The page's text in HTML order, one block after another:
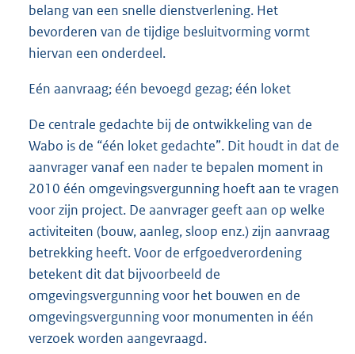
belang van een snelle dienstverlening. Het
bevorderen van de tijdige besluitvorming vormt
hiervan een onderdeel.
Eén aanvraag; één bevoegd gezag; één loket
De centrale gedachte bij de ontwikkeling van de
Wabo is de “één loket gedachte”. Dit houdt in dat de
aanvrager vanaf een nader te bepalen moment in
2010 één omgevingsvergunning hoeft aan te vragen
voor zijn project. De aanvrager geeft aan op welke
activiteiten (bouw, aanleg, sloop enz.) zijn aanvraag
betrekking heeft. Voor de erfgoedverordening
betekent dit dat bijvoorbeeld de
omgevingsvergunning voor het bouwen en de
omgevingsvergunning voor monumenten in één
verzoek worden aangevraagd.